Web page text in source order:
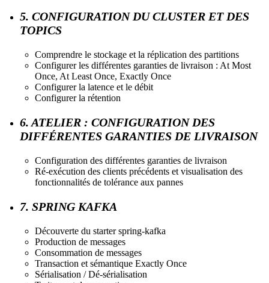
5. CONFIGURATION DU CLUSTER ET DES
TOPICS
Comprendre le stockage et la réplication des partitions
Configurer les différentes garanties de livraison : At Most
Once, At Least Once, Exactly Once
Configurer la latence et le débit
Configurer la rétention
6. ATELIER : CONFIGURATION DES
DIFFÉRENTES GARANTIES DE LIVRAISON
Configuration des différentes garanties de livraison
Ré-exécution des clients précédents et visualisation des
fonctionnalités de tolérance aux pannes
7. SPRING KAFKA
Découverte du starter spring-kafka
Production de messages
Consommation de messages
Transaction et sémantique Exactly Once
Sérialisation / Dé-sérialisation